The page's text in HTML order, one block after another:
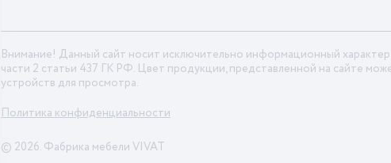
Внимание! Данный сайт носит исключительно информационный
части 2 статьи 437 ГК РФ. Цвет продукции, представленной на сайте
устройств для просмотра.
Политика конфиденциальности
© 2026. Фабрика мебели VIVAT